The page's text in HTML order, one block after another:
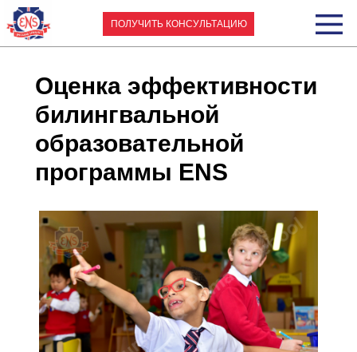
ПОЛУЧИТЬ КОНСУЛЬТАЦИЮ
Оценка эффективности
билингвальной
образовательной
программы ENS